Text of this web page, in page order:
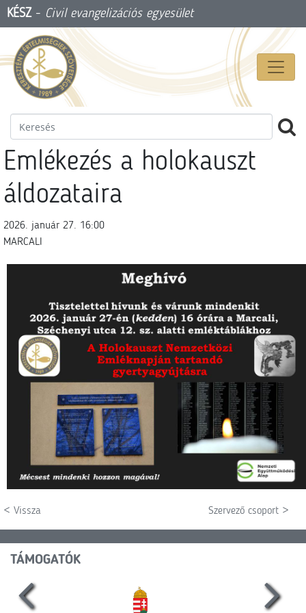
KÉSZ- Civil evangelizációs egyesület
Emlékezés a holokauszt
áldozataira
2026. január 27. 16:00
MARCALI
< Vissza Szervező csoport >
TÁMOGATÓK